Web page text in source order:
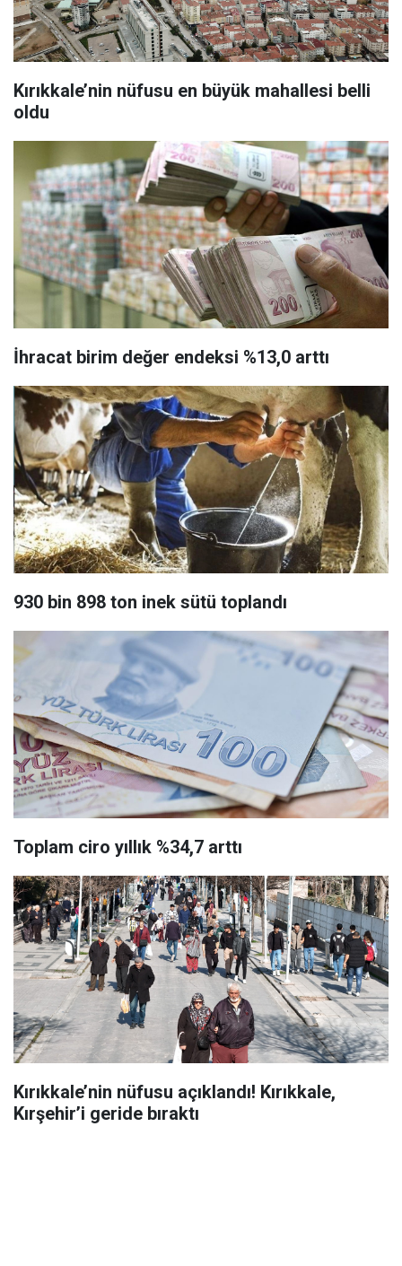
Kırıkkale’nin nüfusu en büyük mahallesi belli
oldu
İhracat birim değer endeksi %13,0 arttı
930 bin 898 ton inek sütü toplandı
Toplam ciro yıllık %34,7 arttı
Kırıkkale’nin nüfusu açıklandı! Kırıkkale,
Kırşehir’i geride bıraktı